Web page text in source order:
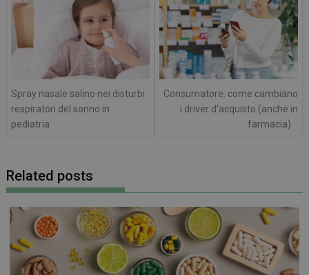
Spray nasale salino nei disturbi
respiratori del sonno in
pediatria
Consumatore: come cambiano
i driver d’acquisto (anche in
farmacia)
Related posts